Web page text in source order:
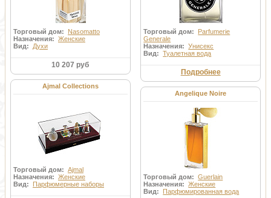
Торговый дом: Nasomatto
Назначения: Женские
Вид: Духи
10 207 руб
Торговый дом: Parfumerie
Generale
Назначения:Унисекс
Вид:Туалетная вода
Подробнее
Ajmal Collections
Торговый дом: Ajmal
Назначения: Женские
Вид: Парфюмерные наборы
Angelique Noire
Торговый дом:Guerlain
Назначения:Женские
Вид: Парфюмированная вода